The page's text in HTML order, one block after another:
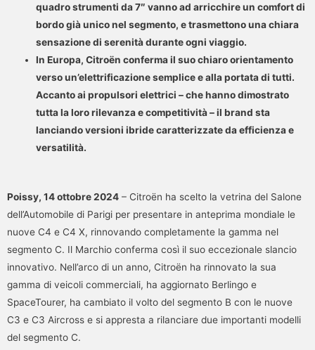
quadro strumenti da 7″ vanno ad arricchire un comfort di
bordo già unico nel segmento, e trasmettono una chiara
sensazione di serenità durante ogni viaggio.
In Europa, Citroën conferma il suo chiaro orientamento
verso un’elettrificazione semplice e alla portata di tutti.
Accanto ai propulsori elettrici – che hanno dimostrato
tutta la loro rilevanza e competitività – il brand sta
lanciando versioni ibride caratterizzate da efficienza e
versatilità.
Poissy, 14 ottobre 2024 – Citroën ha scelto la vetrina del Salone
dell’Automobile di Parigi per presentare in anteprima mondiale le
nuove C4 e C4 X, rinnovando completamente la gamma nel
segmento C. Il Marchio conferma così il suo eccezionale slancio
innovativo. Nell’arco di un anno, Citroën ha rinnovato la sua
gamma di veicoli commerciali, ha aggiornato Berlingo e
SpaceTourer, ha cambiato il volto del segmento B con le nuove
C3 e C3 Aircross e si appresta a rilanciare due importanti modelli
del segmento C.